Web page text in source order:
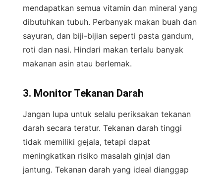
mendapatkan semua vitamin dan mineral yang
dibutuhkan tubuh. Perbanyak makan buah dan
sayuran, dan biji-bijian seperti pasta gandum,
roti dan nasi. Hindari makan terlalu banyak
makanan asin atau berlemak.
3. Monitor Tekanan Darah
Jangan lupa untuk selalu periksakan tekanan
darah secara teratur. Tekanan darah tinggi
tidak memiliki gejala, tetapi dapat
meningkatkan risiko masalah ginjal dan
jantung. Tekanan darah yang ideal dianggap